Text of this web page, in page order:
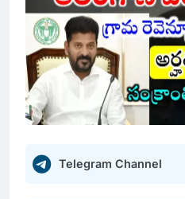
Telegram Channel